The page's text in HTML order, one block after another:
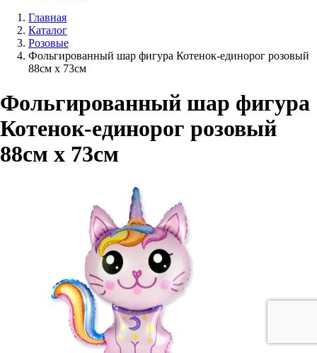
Главная
Каталог
Розовые
Фольгированный шар фигура Котенок-единорог розовый
88см х 73см
Фольгированный шар фигура
Котенок-единорог розовый
88см х 73см